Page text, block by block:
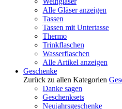
Alle Gläser anzeigen
Tassen
Tassen mit Untertasse
Thermo
Trinkflaschen
Wasserflaschen
Alle Artikel anzeigen
Geschenke
Zurück zu allen Kategorien
Danke sagen
Geschenksets
Neujahrsgeschenke